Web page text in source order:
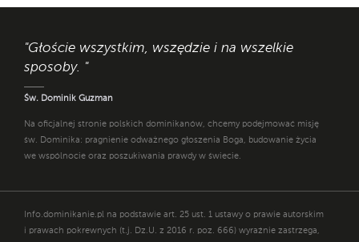
"Głoście wszystkim, wszędzie i na wszelkie
sposoby. "
Św. Dominik Guzman
Na oficjalnej stronie polskich dominikanów, chcemy podejmować misję
św. Dominika: pragnienie odważnego głoszenia Boga, budowanie życia
we wspólnocie oraz poszukiwania prawdy w świecie.
Info.dominikanie.pl na podstawie art. 25 ust. 1 ustawy o prawie autorskim
i prawach pokrewnych (t.j. Dz.U. z 2016 r. poz. 666) wyraźnie zastrzega,